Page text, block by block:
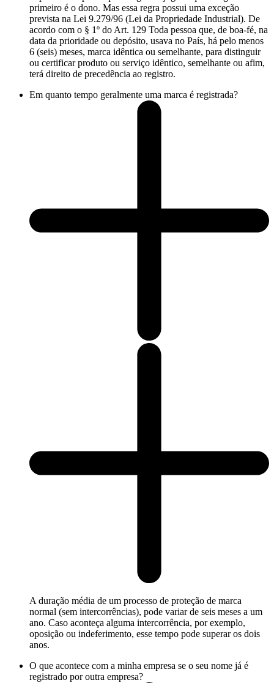
primeiro é o dono. Mas essa regra possui uma exceção
prevista na Lei 9.279/96 (Lei da Propriedade Industrial). De
acordo com o § 1º do Art. 129 Toda pessoa que, de boa-fé, na
data da prioridade ou depósito, usava no País, há pelo menos
6 (seis) meses, marca idêntica ou semelhante, para distinguir
ou certificar produto ou serviço idêntico, semelhante ou afim,
terá direito de precedência ao registro.
Em quanto tempo geralmente uma marca é registrada?
A duração média de um processo de proteção de marca
normal (sem intercorrências), pode variar de seis meses a um
ano. Caso aconteça alguma intercorrência, por exemplo,
oposição ou indeferimento, esse tempo pode superar os dois
anos.
O que acontece com a minha empresa se o seu nome já é
registrado por outra empresa?